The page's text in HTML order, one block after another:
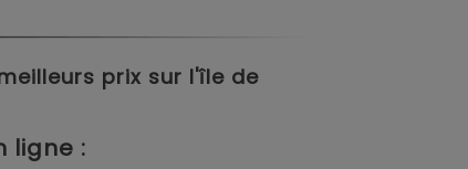
prix sur l'île de
ligne :